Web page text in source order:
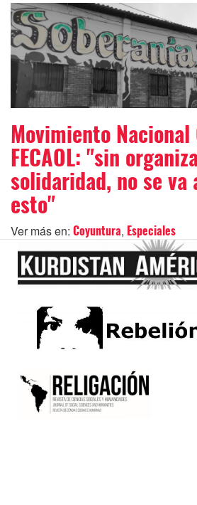
Movimiento Nacional
FECAOL: "sin
solidaridad, no se va
esto"
Ver más en: Coyuntura, Especiales